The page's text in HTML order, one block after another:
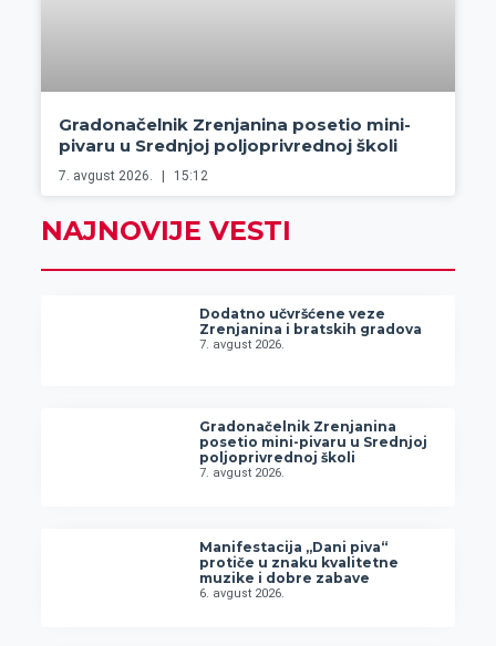
Gradonačelnik Zrenjanina posetio mini-
pivaru u Srednjoj poljoprivrednoj školi
7. avgust 2026. 15:12
NAJNOVIJE VESTI
Dodatno učvršćene veze
Zrenjanina i bratskih gradova
7. avgust 2026.
Gradonačelnik Zrenjanina
posetio mini-pivaru u Srednjoj
poljoprivrednoj školi
7. avgust 2026.
Manifestacija „Dani piva“
protiče u znaku kvalitetne
muzike i dobre zabave
6. avgust 2026.